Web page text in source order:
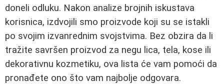
doneli odluku. Nakon analize brojnih iskustava
korisnica, izdvojili smo proizvode koji su se istakli
po svojim izvanrednim svojstvima. Bez obzira da li
tražite savršen proizvod za negu lica, tela, kose ili
dekorativnu kozmetiku, ova lista će vam pomoći da
pronađete ono što vam najbolje odgovara.